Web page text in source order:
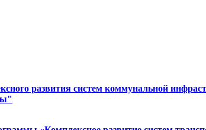
развития систем коммунальной